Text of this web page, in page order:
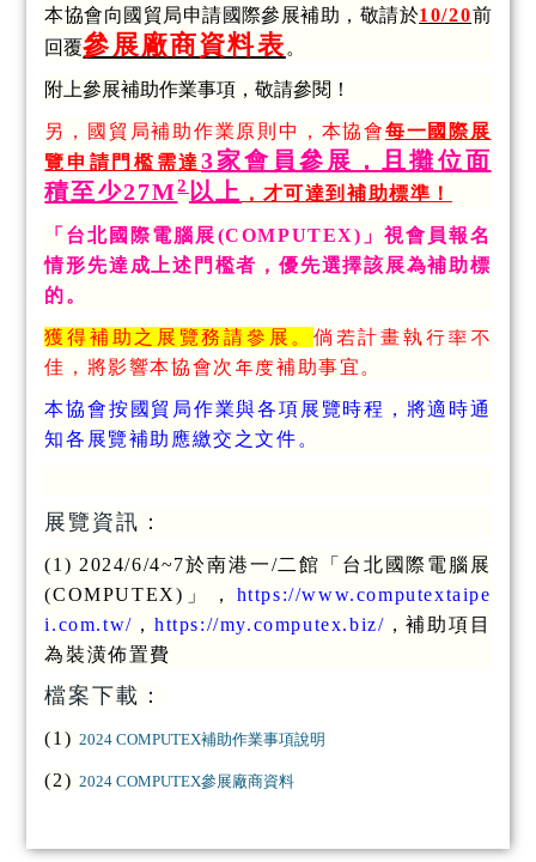
本協會向國貿局申請國際參展補助，敬請於10/20前
回覆參展廠商資料表。
附上參展補助作業事項，敬請參閱！
另，國貿局補助作業原則中，本協會每一國際展
覽申請門檻需達3家會員參展，且攤位面
積至少27M2以上 ，才可達到補助標準！
「台北國際電腦展(COMPUTEX)」視會員報名
情形先達成上述門檻者，優先選擇該展為補助標
的。
獲得補助之展覽務請參展。 倘若計畫執行率不
佳，將影響本協會次年度補助事宜。
本協會按國貿局作業與各項展覽時程，將適時通
知各展覽補助應繳交之文件。
展覽資訊：
(1) 2024/6/4~7於南港一/二館「台北國際電腦展
(COMPUTEX)」， https://www.computextaipe
i.com.tw/ ， https://my.computex.biz/ ，補助項目
為裝潢佈置費
檔案下載：
(1) 2024 COMPUTEX補助作業事項說明
(2) 2024 COMPUTEX參展廠商資料